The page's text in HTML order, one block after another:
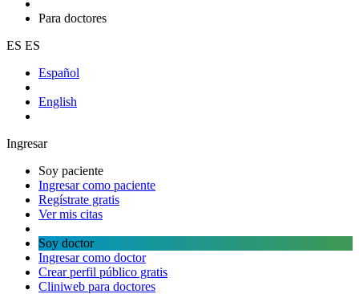
Para doctores
ES ES
Español
English
Ingresar
Soy paciente
Ingresar como paciente
Regístrate gratis
Ver mis citas
Soy doctor
Ingresar como doctor
Crear perfil público gratis
Cliniweb para doctores